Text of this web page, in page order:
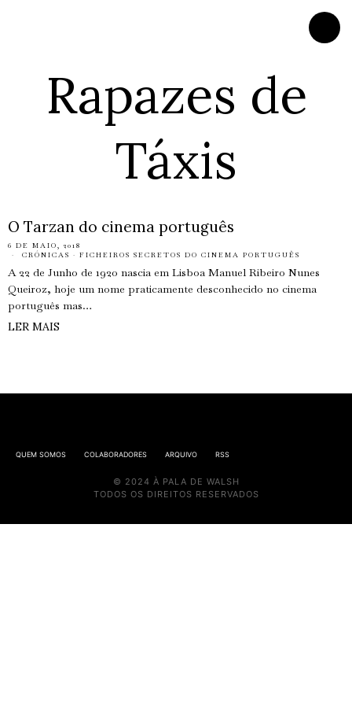
Rapazes de
Táxis
O Tarzan do cinema português
6 DE MAIO, 2018
CRÓNICAS · FICHEIROS SECRETOS DO CINEMA PORTUGUÊS
A 22 de Junho de 1920 nascia em Lisboa Manuel Ribeiro Nunes
Queiroz, hoje um nome praticamente desconhecido no cinema
português mas…
LER MAIS
QUEM SOMOS COLABORADORES ARQUIVO RSS
© 2024 À PALA DE WALSH
TODOS OS DIREITOS RESERVADOS